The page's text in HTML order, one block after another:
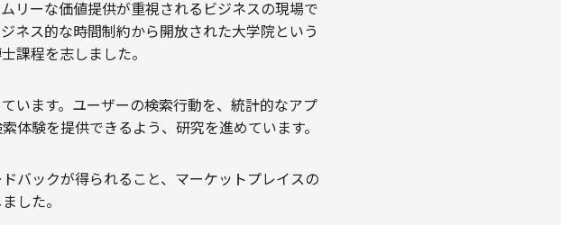
リーな価値提供が重視されるビジネスの現場で
ネス的な時間制約から開放された大学院という
課程を志しました。
います。ユーザーの検索行動を、統計的なアプ
体験を提供できるよう、研究を進めています。
バックが得られること、マーケットプレイスの
した。